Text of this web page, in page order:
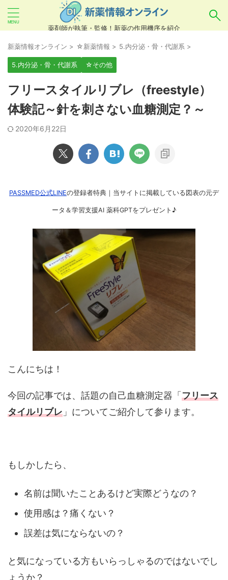
薬剤師が執筆・監修！新薬の作用機序を紹介
あいまい検索（例：ひらがな、誤字）には対応し
ていませんので、製品名・一般名・キーワードな
どをカタカナでご入力ください。
良い例：テセントリク
悪い例：てせんとりく テセンタリク
新薬情報オンライン > ☆新薬情報 > 5.内分泌・骨・代謝系 >
5.内分泌・骨・代謝系 ☆その他
フリースタイルリブレ（freestyle）
体験記～針を刺さない血糖測定？～
2020年6月22日
PASSMED公式LINEの登録者特典｜当サイトに掲載している図表の元デ
ータ＆学習支援AI 薬科GPTをプレゼント♪
こんにちは！
今回の記事では、話題の自己血糖測定器「 フリース
タイルリブレ 」についてご紹介して参ります。
もしかしたら、
名前は聞いたことあるけど実際どうなの？
使用感は？痛くない？
誤差は気にならないの？
と気になっている方もいらっしゃるのではないでし
ょうか？